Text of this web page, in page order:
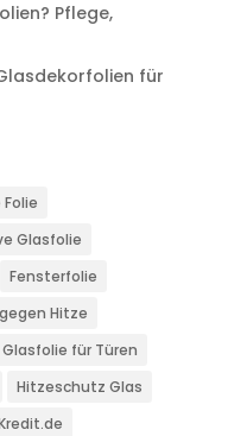
Pflege,
für
Glasfolie
Fensterfolie
Hitze
Glasfolie für Türen
Hitzeschutz Glas